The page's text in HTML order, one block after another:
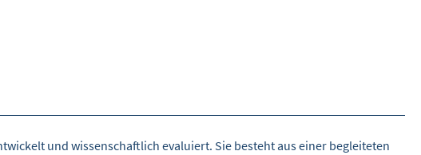
und wissenschaftlich evaluiert. Sie besteht aus einer begleiteten